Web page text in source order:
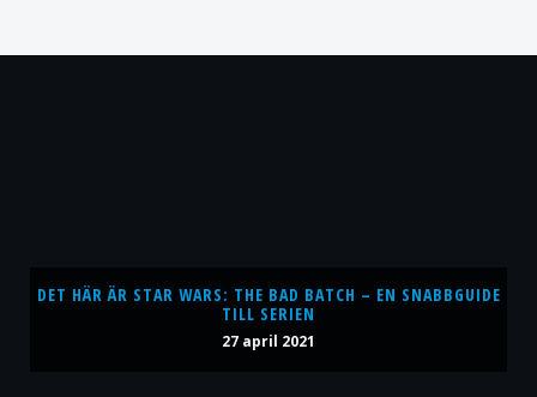
DET HÄR ÄR STAR WARS: THE BAD BATCH – EN SNABBGUIDE
TILL SERIEN
27 april 2021